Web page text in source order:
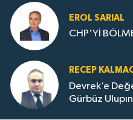
EROL SARIAL
CHP'Yİ
RECEP
Devrek’e
Gürbüz